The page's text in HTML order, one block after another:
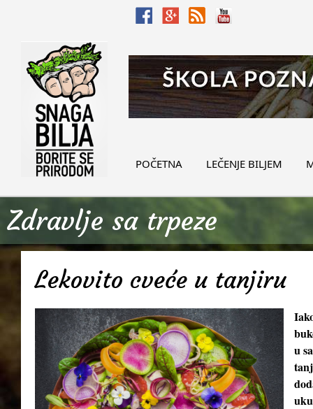
POČETNA LEČENJE BILJEM
Zdravlje sa trpeze
Lekovito cveće u tanjiru
u